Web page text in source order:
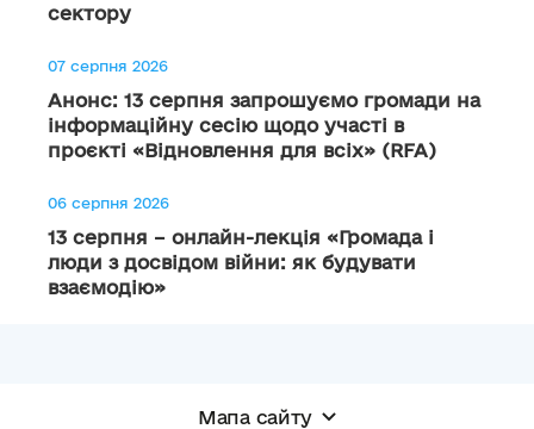
сектору
07 серпня 2026
Анонс: 13 серпня запрошуємо громади на
інформаційну сесію щодо участі в
проєкті «Відновлення для всіх» (RFA)
06 серпня 2026
13 серпня – онлайн-лекція «Громада і
люди з досвідом війни: як будувати
взаємодію»
Мапа сайту